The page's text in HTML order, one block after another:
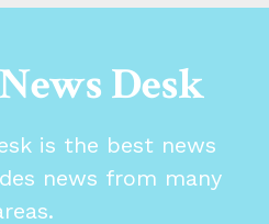
Desk
is the best news
news from many